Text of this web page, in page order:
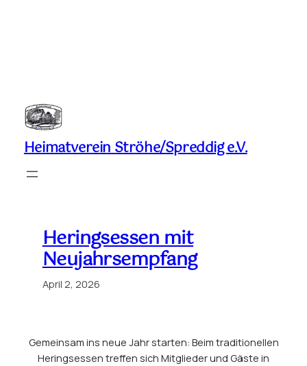
Inhalt
springen
Heimatverein Ströhe/Spreddig e.V.
Heringsessen mit
Neujahrsempfang
April 2, 2026
Gemeinsam ins neue Jahr starten: Beim traditionellen
Heringsessen treffen sich Mitglieder und Gäste in